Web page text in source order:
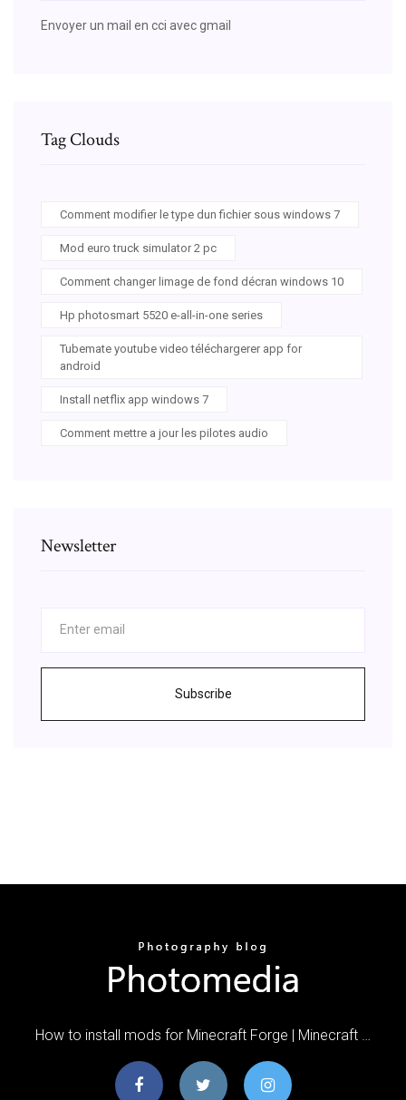
Envoyer un mail en cci avec gmail
Tag Clouds
Comment modifier le type dun fichier sous windows 7
Mod euro truck simulator 2 pc
Comment changer limage de fond décran windows 10
Hp photosmart 5520 e-all-in-one series
Tubemate youtube video téléchargerer app for
android
Install netflix app windows 7
Comment mettre a jour les pilotes audio
Newsletter
Subscribe
How to install mods for Minecraft Forge | Minecraft …